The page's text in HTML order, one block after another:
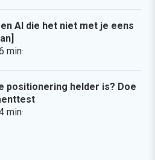
AI die het niet met je eens
min·
positionering helder is? Doe
min·